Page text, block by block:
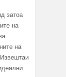
затоа
на
на